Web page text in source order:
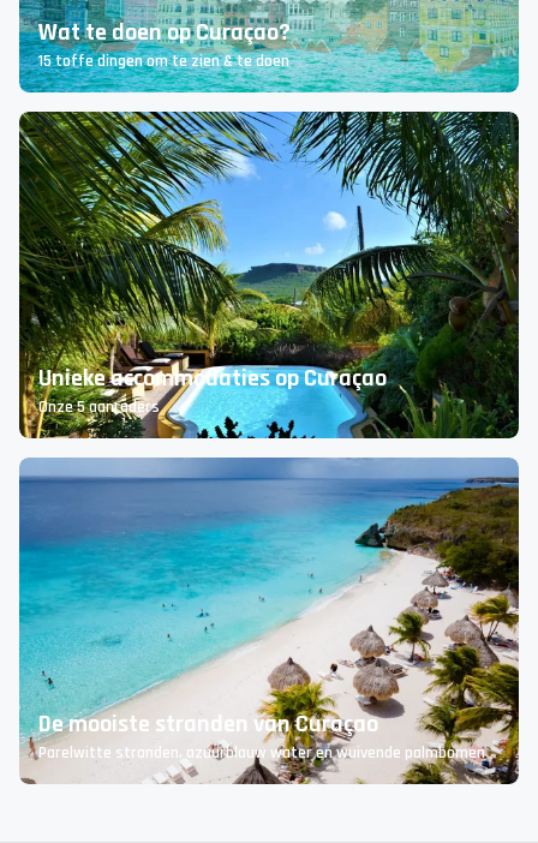
Wat te doen op Curaçao?
15 toffe dingen om te zien & te doen
Unieke accommodaties op Curaçao
Onze 5 aanraders
De mooiste stranden van Curaçao
Parelwitte stranden, azuurblauw water en wuivende palmbomen